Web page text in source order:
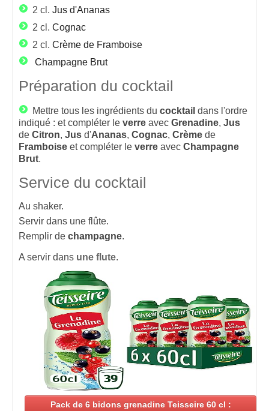
2 cl. Jus d'Ananas
2 cl. Cognac
2 cl. Crème de Framboise
Champagne Brut
Préparation du cocktail
Mettre tous les ingrédients du cocktail dans l'ordre
indiqué : et compléter le verre avec Grenadine, Jus
de Citron, Jus d'Ananas, Cognac, Crème de
Framboise et compléter le verre avec Champagne
Brut.
Service du cocktail
Au shaker.
Servir dans une flûte.
Remplir de champagne.
A servir dans une flute.
Pack de 6 bidons grenadine Teisseire 60 cl :